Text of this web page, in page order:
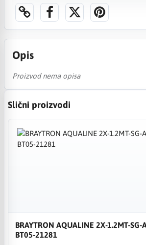
Opis
Proizvod nema opisa
Slični proizvodi
BRAYTRON AQUALINE 2X-1.2MT-SG-
BT05-21281